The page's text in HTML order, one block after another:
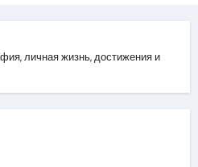
личная жизнь, достижения и